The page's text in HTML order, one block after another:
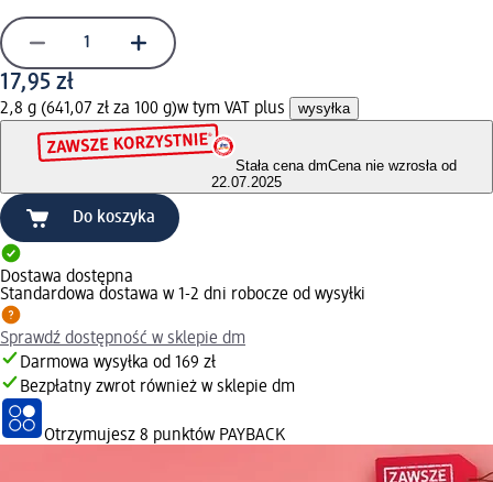
17,95 zł
2,8 g (641,07 zł za 100 g)w tym VAT plus wysyłka
Stała cena dmCena nie wzrosła od
22.07.2025
Do koszyka
Dostawa dostępna
Standardowa dostawa w 1-2 dni robocze od wysyłki
Sprawdź dostępność w sklepie dm
Darmowa wysyłka od 169 zł
Bezpłatny zwrot również w sklepie dm
Otrzymujesz 8 punktów PAYBACK